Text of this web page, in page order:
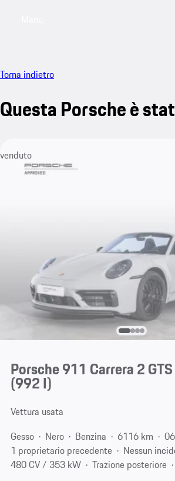
Torna indietro
Questa Porsche è
venduto
Porsche 911 Carrera 2
(992 I)
Vettura usata
Gesso
Nero Benzina 6116 km
1 proprietario precedente
Nessun
480 CV / 353 kW
Trazione posteriore